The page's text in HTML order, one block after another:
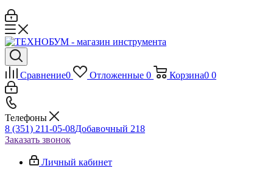
Сравнение0 Отложенные 0 Корзина0 0
Телефоны
8 (351) 211-05-08Добавочный 218
Заказать звонок
Личный кабинет